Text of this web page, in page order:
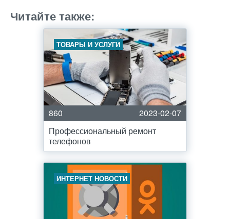
Читайте также:
ТОВАРЫ И УСЛУГИ
860
2023-02-07
Профессиональный ремонт
телефонов
ИНТЕРНЕТ НОВОСТИ